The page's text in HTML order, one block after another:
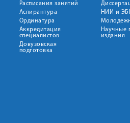
Расписания занятий
Аспирантура
Ординатура
Аккредитация
специалистов
Довузовская
подготовка
НИИ и
Научные
издания